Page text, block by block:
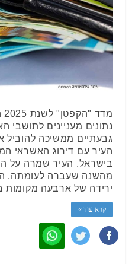
נתונים מעניינים לתושבי
גבעתיים ממשיכה
העיר עם דירוג האשראי
בישראל. העיר שמרה על
מהשנה שעברה לעומתה,
ירידה של ארבעה מקומות
קרא עוד »